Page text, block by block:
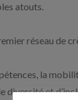
atouts.
réseau de
la
diversité et